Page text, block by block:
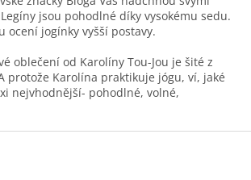
á
d
c
í
p
k
jsou pohodlné díky vysokému sedu.
ocení jogínky vyšší postavy.
oblečení od Karolíny Tou-Jou je šité z
protože Karolína praktikuje jógu, ví, jaké
nejvhodnější- pohodlné, volné,